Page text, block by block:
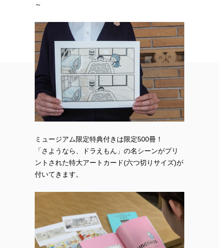
～
ミュージアム限定特典付きは限定500冊！
「さようなら、ドラえもん」の名シーンがプリ
ントされた特大アートカード(六つ切りサイズ)が
付いてきます。